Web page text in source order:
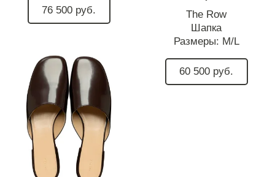
76 500 руб.
The Row
Шапка
Размеры: M/L
60 500 руб.